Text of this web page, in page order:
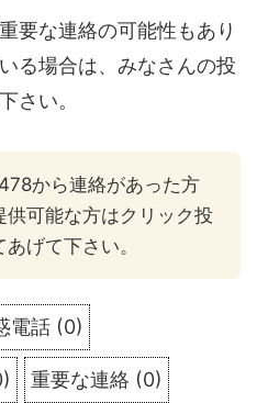
要な連絡の可能性もあり
る場合は、みなさんの投
さい。
から連絡があった方
供可能な方はクリック投
げて下さい。
電話 (0)
) 重要な連絡 (0)